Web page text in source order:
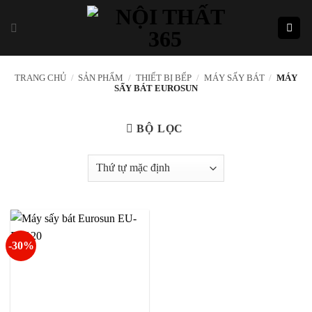
TRANG CHỦ / SẢN PHẨM / THIẾT BỊ BẾP / MÁY SẤY BÁT / MÁY
SẤY BÁT EUROSUN
BỘ LỌC
-30%